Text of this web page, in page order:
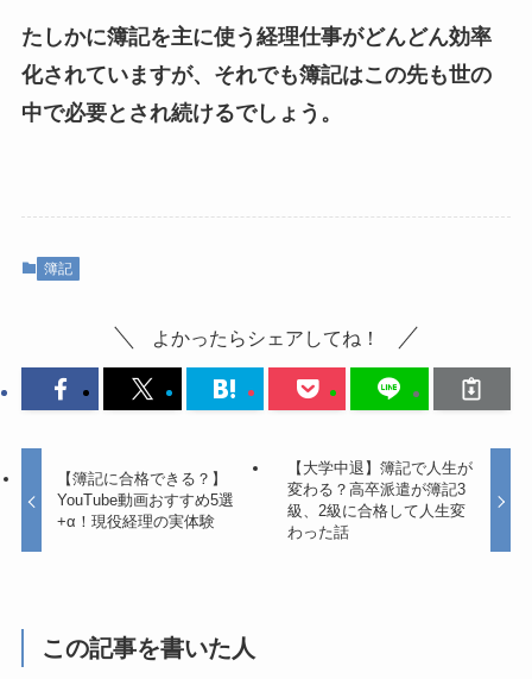
たしかに簿記を主に使う経理仕事がどんどん効率
化されていますが、それでも簿記はこの先も世の
中で必要とされ続けるでしょう。
簿記
よかったらシェアしてね！
【簿記に合格できる？】
YouTube動画おすすめ5選
+α！現役経理の実体験
【大学中退】簿記で人生が
変わる？高卒派遣が簿記3
級、2級に合格して人生変
わった話
この記事を書いた人